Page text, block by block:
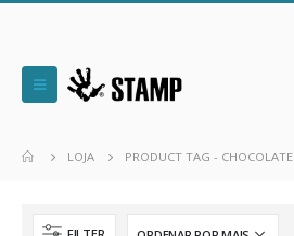
LOJA PRODUCT TAG - CHOCOLATE